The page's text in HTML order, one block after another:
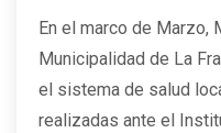
En el marco de Marzo,
Municipalidad de La
el sistema de salud
realizadas ante el